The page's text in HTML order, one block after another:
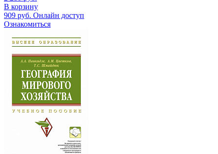
В корзину
909 руб. Онлайн доступ
Ознакомиться